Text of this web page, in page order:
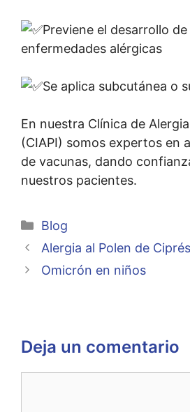
Previene el desarrollo
enfermedades alérgicas
Se aplica subcutánea o
En nuestra Clínica de
(CIAPI) somos expertos en
de vacunas, dando
nuestros pacientes.
Blog
Alergia al Polen de Ciprés
Omicrón en niños
Deja un comentario